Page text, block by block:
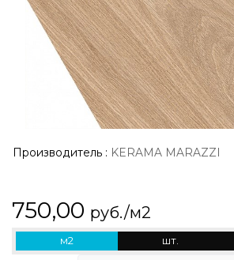
Производитель : KERAMA MARAZZI
750,00 руб./м2
м2 шт.